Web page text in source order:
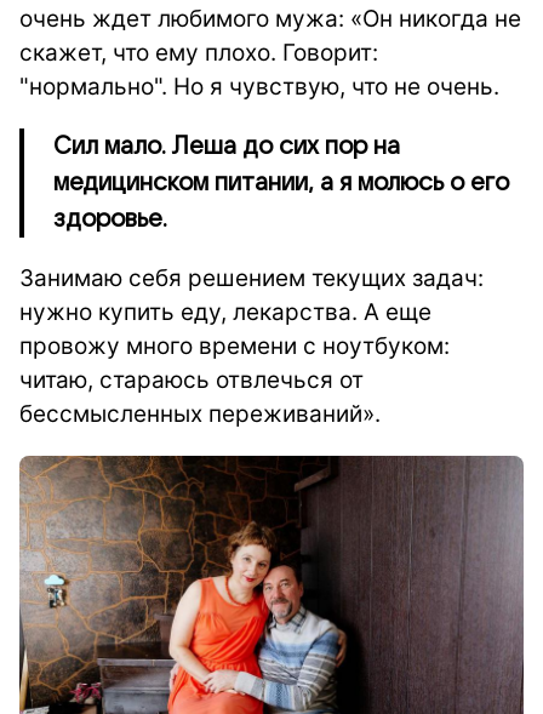
очень ждет любимого мужа: «Он никогда не
скажет, что ему плохо. Говорит:
"нормально". Но я чувствую, что не очень.
Сил мало. Леша до сих пор на
медицинском питании, а я молюсь о его
здоровье.
Занимаю себя решением текущих задач:
нужно купить еду, лекарства. А еще
провожу много времени с ноутбуком:
читаю, стараюсь отвлечься от
бессмысленных переживаний».